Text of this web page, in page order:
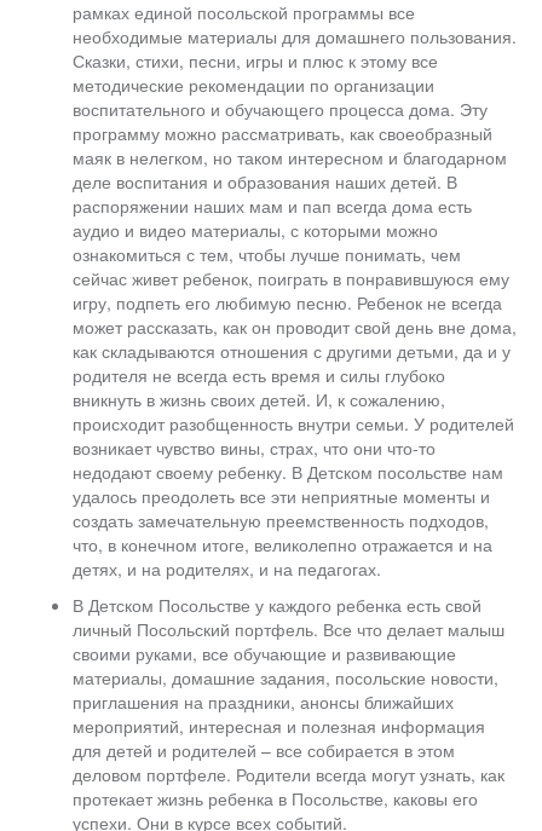
рамках единой посольской программы все
необходимые материалы для домашнего пользования.
Сказки, стихи, песни, игры и плюс к этому все
методические рекомендации по организации
воспитательного и обучающего процесса дома. Эту
программу можно рассматривать, как своеобразный
маяк в нелегком, но таком интересном и благодарном
деле воспитания и образования наших детей. В
распоряжении наших мам и пап всегда дома есть
аудио и видео материалы, с которыми можно
ознакомиться с тем, чтобы лучше понимать, чем
сейчас живет ребенок, поиграть в понравившуюся ему
игру, подпеть его любимую песню. Ребенок не всегда
может рассказать, как он проводит свой день вне дома,
как складываются отношения с другими детьми, да и у
родителя не всегда есть время и силы глубоко
вникнуть в жизнь своих детей. И, к сожалению,
происходит разобщенность внутри семьи. У родителей
возникает чувство вины, страх, что они что-то
недодают своему ребенку. В Детском посольстве нам
удалось преодолеть все эти неприятные моменты и
создать замечательную преемственность подходов,
что, в конечном итоге, великолепно отражается и на
детях, и на родителях, и на педагогах.
В Детском Посольстве у каждого ребенка есть свой
личный Посольский портфель. Все что делает малыш
своими руками, все обучающие и развивающие
материалы, домашние задания, посольские новости,
приглашения на праздники, анонсы ближайших
мероприятий, интересная и полезная информация
для детей и родителей – все собирается в этом
деловом портфеле. Родители всегда могут узнать, как
протекает жизнь ребенка в Посольстве, каковы его
успехи. Они в курсе всех событий.